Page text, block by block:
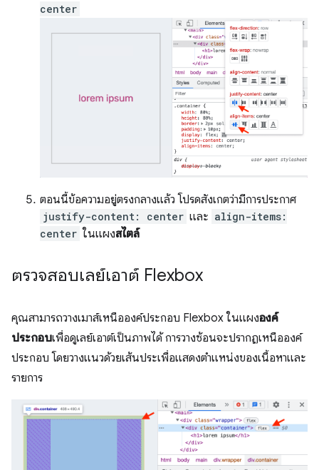
center
ตอนนี้ข้อความอยู่ตรงกลางแล้ว โปรดสังเกตว่ามีการประกาศ
justify-content: center และ align-items:
center ในแผงสไตล์
ตรวจสอบเลย์เอาต์ Flexbox
คุณสามารถวางเมาส์เหนือองค์ประกอบ Flexbox ในแผงองค์
ประกอบเพื่อดูเลย์เอาต์เป็นภาพได้ การวางซ้อนจะปรากฏเหนือองค์
ประกอบ โดยวางแนวด้วยเส้นประเพื่อแสดงตําแหน่งของเนื้อหาและ
รายการ